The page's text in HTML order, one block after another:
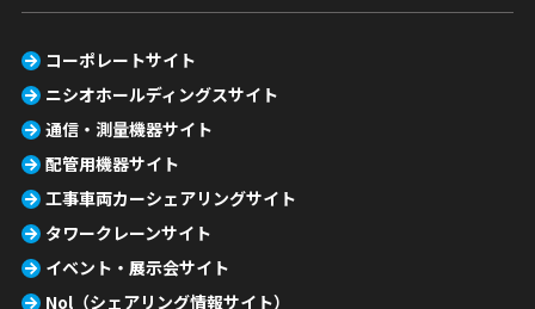
コーポレートサイト
ニシオホールディングスサイト
通信・測量機器サイト
配管用機器サイト
工事車両カーシェアリングサイト
タワークレーンサイト
イベント・展示会サイト
Nol（シェアリング情報サイト）